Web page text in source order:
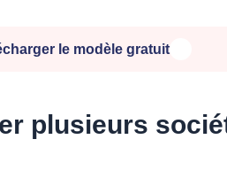
le modèle gratuit
plusieurs